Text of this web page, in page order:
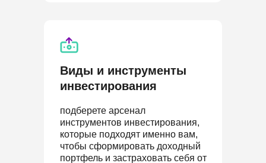
Виды и инструменты
инвестирования
подберете арсенал
инструментов инвестирования,
которые подходят именно вам,
чтобы сформировать доходный
портфель и застраховать себя от